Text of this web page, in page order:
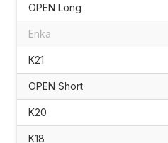
OPEN Long
Enka
K21
OPEN Short
K20
K18